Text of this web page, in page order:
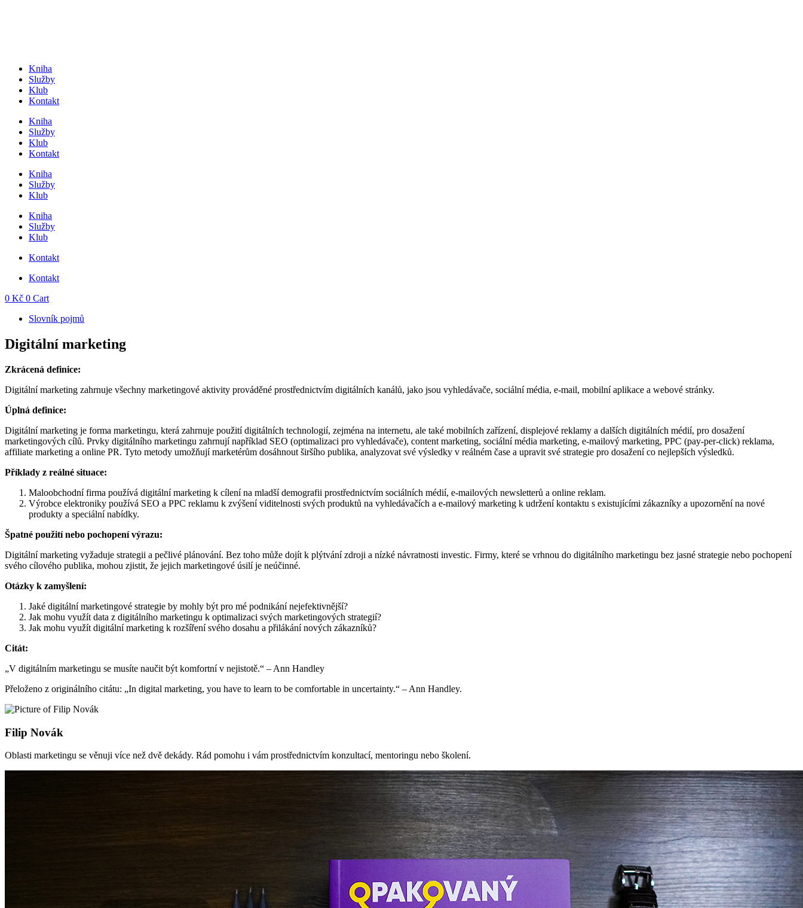
Kniha
Služby
Klub
Kontakt
Kniha
Služby
Klub
Kontakt
Kniha
Služby
Klub
Kniha
Služby
Klub
Kontakt
Kontakt
0 Kč 0 Cart
Slovník pojmů
Digitální marketing
Zkrácená definice:
Digitální marketing zahrnuje všechny marketingové aktivity prováděné prostřednictvím digitálních kanálů, jako jsou vyhledávače, sociální média, e-mail, mobilní aplikace a webové stránky.
Úplná definice:
Digitální marketing je forma marketingu, která zahrnuje použití digitálních technologií, zejména na internetu, ale také mobilních zařízení, displejové reklamy a dalších digitálních médií, pro dosažení
marketingových cílů. Prvky digitálního marketingu zahrnují například SEO (optimalizaci pro vyhledávače), content marketing, sociální média marketing, e-mailový marketing, PPC (pay-per-click) reklama,
affiliate marketing a online PR. Tyto metody umožňují marketérům dosáhnout širšího publika, analyzovat své výsledky v reálném čase a upravit své strategie pro dosažení co nejlepších výsledků.
Příklady z reálné situace:
Maloobchodní firma používá digitální marketing k cílení na mladší demografii prostřednictvím sociálních médií, e-mailových newsletterů a online reklam.
Výrobce elektroniky používá SEO a PPC reklamu k zvýšení viditelnosti svých produktů na vyhledávačích a e-mailový marketing k udržení kontaktu s existujícími zákazníky a upozornění na nové
produkty a speciální nabídky.
Špatné použití nebo pochopení výrazu:
Digitální marketing vyžaduje strategii a pečlivé plánování. Bez toho může dojít k plýtvání zdroji a nízké návratnosti investic. Firmy, které se vrhnou do digitálního marketingu bez jasné strategie nebo pochopení
svého cílového publika, mohou zjistit, že jejich marketingové úsilí je neúčinné.
Otázky k zamyšlení:
Jaké digitální marketingové strategie by mohly být pro mé podnikání nejefektivnější?
Jak mohu využít data z digitálního marketingu k optimalizaci svých marketingových strategií?
Jak mohu využít digitální marketing k rozšíření svého dosahu a přilákání nových zákazníků?
Citát:
„V digitálním marketingu se musíte naučit být komfortní v nejistotě.“ – Ann Handley
Přeloženo z originálního citátu: „In digital marketing, you have to learn to be comfortable in uncertainty.“ – Ann Handley.
Filip Novák
Oblasti marketingu se věnuji více než dvě dekády. Rád pomohu i vám prostřednictvím konzultací, mentoringu nebo školení.